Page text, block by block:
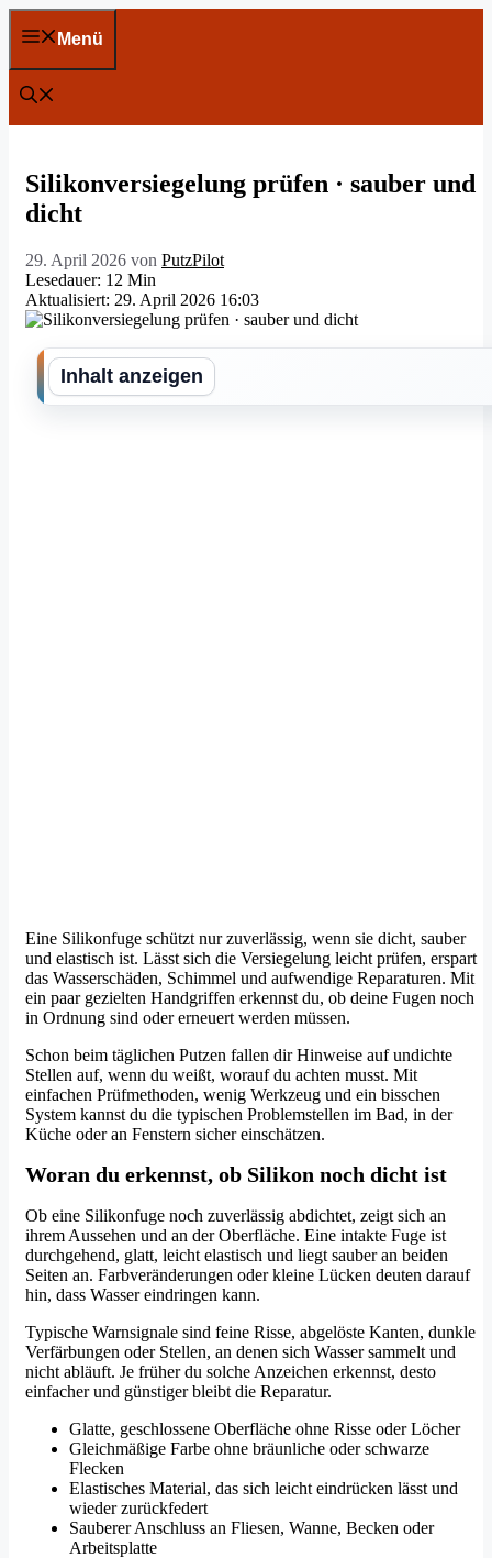
Zum
Inhalt
Menü
Silikonversiegelung prüfen · sauber und
dicht
29. April 2026 von PutzPilot
Lesedauer: 12 Min
Aktualisiert: 29. April 2026 16:03
Inhalt anzeigen
Eine Silikonfuge schützt nur zuverlässig, wenn sie dicht, sauber
und elastisch ist. Lässt sich die Versiegelung leicht prüfen, erspart
das Wasserschäden, Schimmel und aufwendige Reparaturen. Mit
ein paar gezielten Handgriffen erkennst du, ob deine Fugen noch
in Ordnung sind oder erneuert werden müssen.
Schon beim täglichen Putzen fallen dir Hinweise auf undichte
Stellen auf, wenn du weißt, worauf du achten musst. Mit
einfachen Prüfmethoden, wenig Werkzeug und ein bisschen
System kannst du die typischen Problemstellen im Bad, in der
Küche oder an Fenstern sicher einschätzen.
Woran du erkennst, ob Silikon noch dicht ist
Ob eine Silikonfuge noch zuverlässig abdichtet, zeigt sich an
ihrem Aussehen und an der Oberfläche. Eine intakte Fuge ist
durchgehend, glatt, leicht elastisch und liegt sauber an beiden
Seiten an. Farbveränderungen oder kleine Lücken deuten darauf
hin, dass Wasser eindringen kann.
Typische Warnsignale sind feine Risse, abgelöste Kanten, dunkle
Verfärbungen oder Stellen, an denen sich Wasser sammelt und
nicht abläuft. Je früher du solche Anzeichen erkennst, desto
einfacher und günstiger bleibt die Reparatur.
Glatte, geschlossene Oberfläche ohne Risse oder Löcher
Gleichmäßige Farbe ohne bräunliche oder schwarze
Flecken
Elastisches Material, das sich leicht eindrücken lässt und
wieder zurückfedert
Sauberer Anschluss an Fliesen, Wanne, Becken oder
Arbeitsplatte